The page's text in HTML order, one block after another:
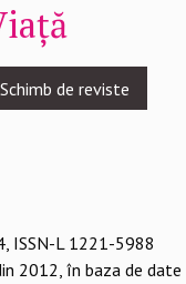
Schimb de reviste
ISSN-L 1221-5988
2012, în baza de date